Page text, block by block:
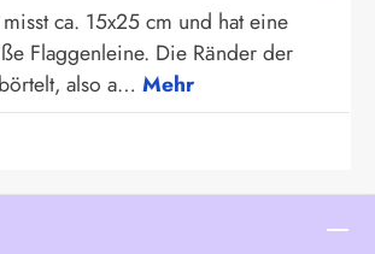
ca. 15x25 cm und hat eine
Flaggenleine. Die Ränder der
also a… Mehr